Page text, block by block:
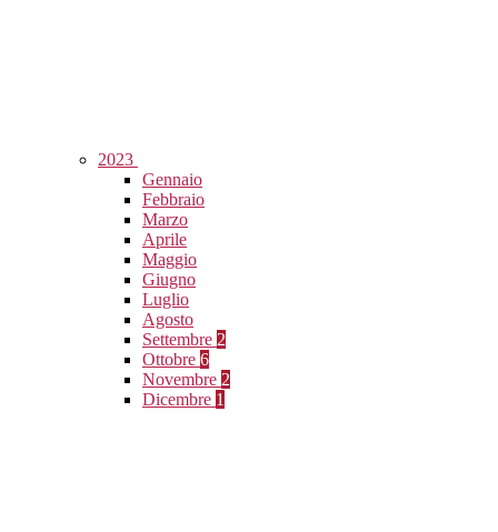
2023
Gennaio
Febbraio
Marzo
Aprile
Maggio
Giugno
Luglio
Agosto
Settembre 2
Ottobre 6
Novembre 2
Dicembre 1